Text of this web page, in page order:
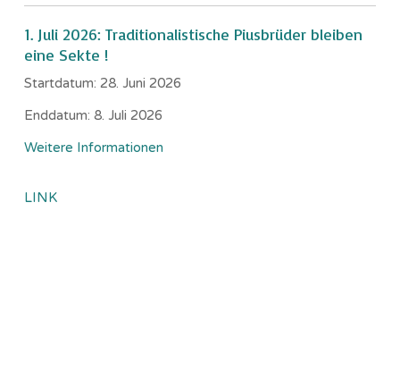
1. Juli 2026: Traditionalistische Piusbrüder bleiben
eine Sekte !
Startdatum: 28. Juni 2026
Enddatum: 8. Juli 2026
Weitere Informationen
LINK